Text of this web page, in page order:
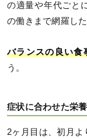
の適量や年代ごと
の働きまで網羅し
バランスの良い食
う。
症状に合わせた栄
2ヶ月目は、初月よ